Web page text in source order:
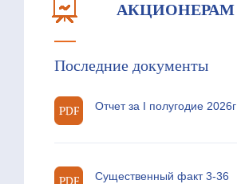
АКЦИОНЕРАМ
Последние документы
Отчет за I полугодие 2026г
Существенный факт 3-36